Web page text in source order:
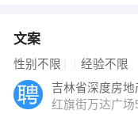
文案
性别不限 经验不限
红旗街万达广场